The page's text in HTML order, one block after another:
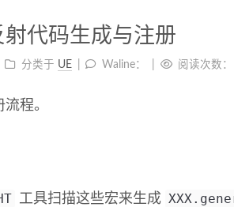
射代码生成与注册
分类于 UE Waline： 阅读次数：
程。
工具扫描这些宏来生成